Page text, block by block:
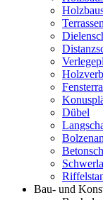
Dübel
Bau- und